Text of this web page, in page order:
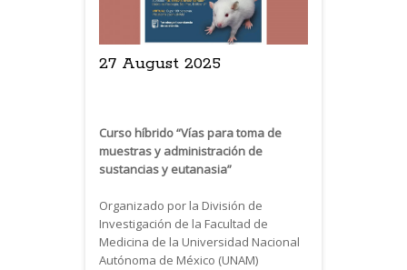
27 August 2025
Curso híbrido “Vías para toma de
muestras y administración de
sustancias y eutanasia”
Organizado por la División de
Investigación de la Facultad de
Medicina de la Universidad Nacional
Autónoma de México (UNAM)